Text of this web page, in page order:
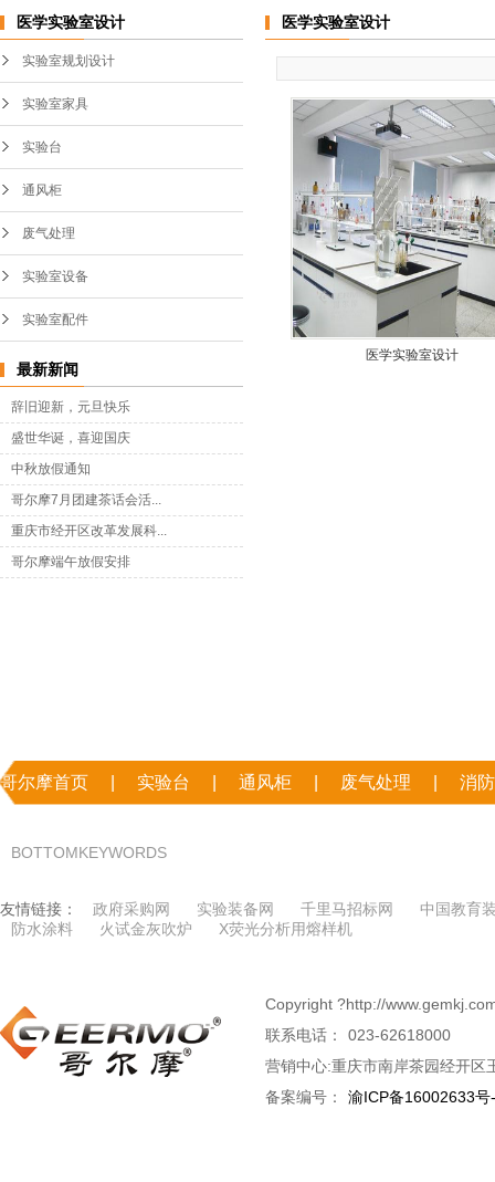
医学实验室设计
实验室规划设计
实验室家具
实验台
通风柜
废气处理
实验室设备
实验室配件
最新新闻
辞旧迎新，元旦快乐
盛世华诞，喜迎国庆
中秋放假通知
哥尔摩7月团建茶话会活...
重庆市经开区改革发展科...
哥尔摩端午放假安排
医学实验室设计
医学实验室设计
哥尔摩首页 实验台 通风柜 废气处理 消
BOTTOMKEYWORDS
友情链接： 政府采购网 实验装备网 千里马招标网
中国教育
防水涂料
火试金灰吹炉 X荧光分析用熔样机
Copyright ?http://
联系电话：
023-62618000
营销中心:重庆市南岸茶园经开区
备案编号：
渝ICP备16002633号